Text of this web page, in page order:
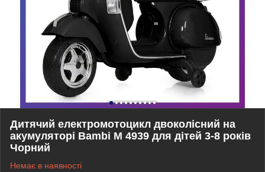
Дитячий електромотоцикл двоколісний на
акумуляторі Bambi M 4939 для дітей 3-8 років
Чорний
Немає в наявності